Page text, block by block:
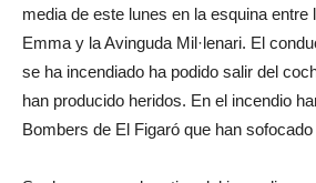
media de este lunes en la esquina entre
Emma y la Avinguda Mil·lenari. El
se ha incendiado ha podido salir del
han producido heridos. En el incendio
Bombers de El Figaró que han